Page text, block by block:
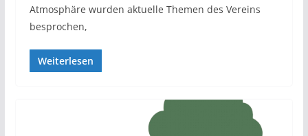
Atmosphäre wurden aktuelle Themen des Vereins
besprochen,
Weiterlesen